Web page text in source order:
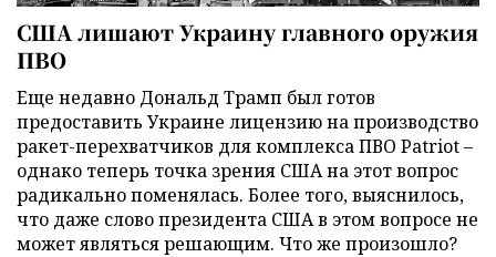
США лишают Украину главного оружия
ПВО
Еще недавно Дональд Трамп был готов
предоставить Украине лицензию на производство
ракет-перехватчиков для комплекса ПВО Patriot –
однако теперь точка зрения США на этот вопрос
радикально поменялась. Более того, выяснилось,
что даже слово президента США в этом вопросе не
может являться решающим. Что же произошло?